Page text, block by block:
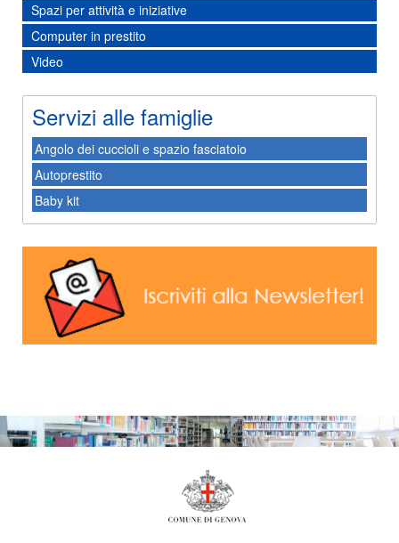
Spazi per attività e iniziative
Computer in prestito
Video
Servizi alle famiglie
Angolo dei cuccioli e spazio fasciatoio
Autoprestito
Baby kit